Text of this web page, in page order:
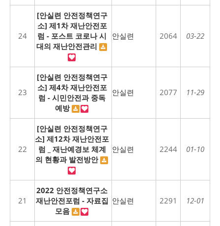
24
[안실련 안전정책연구
소] 제1차 재난안전포
럼 - 포스트 코로나 시
대의 재난안전관리
안실련 2064 03-22
23
[안실련 안전정책연구
소] 제4차 재난안전포
럼 - 시민안전과 중독
예방
안실련 2077 11-29
22
[안실련 안전정책연구
소] 제12차 재난안전포
럼 _ 재난예경보 체계
의 현황과 발전방안
안실련 2244 01-10
21
2022 안전정책연구소
재난안전포럼 - 자료집
모음
안실련 2291 12-01